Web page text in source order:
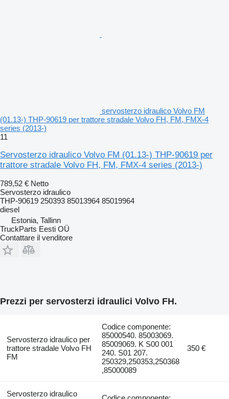
servosterzo idraulico Volvo FM
(01.13-) THP-90619 per trattore stradale Volvo FH, FM, FMX-4
series (2013-)
11
Servosterzo idraulico Volvo FM (01.13-) THP-90619 per
trattore stradale Volvo FH, FM, FMX-4 series (2013-)
789,52 € Netto
Servosterzo idraulico
THP-90619 250393 85013964 85019964
diesel
Estonia, Tallinn
TruckParts Eesti OÜ
Contattare il venditore
Prezzi per servosterzi idraulici Volvo FH.
Servosterzo idraulico per
trattore stradale Volvo FH
FM
Codice componente:
85000540. 85003069.
85009069. K S00 001
240. S01 207.
250329,250353,250368
,85000089
350 €
Servosterzo idraulico